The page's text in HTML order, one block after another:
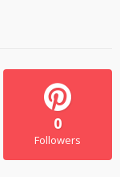
0
Followers